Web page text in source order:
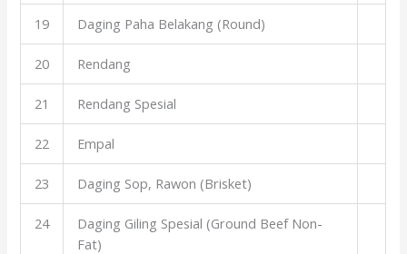
19 Daging Paha Belakang (Round)
20 Rendang
21 Rendang Spesial
22 Empal
23 Daging Sop, Rawon (Brisket)
24
Daging Giling Spesial (Ground Beef Non-
Fat)